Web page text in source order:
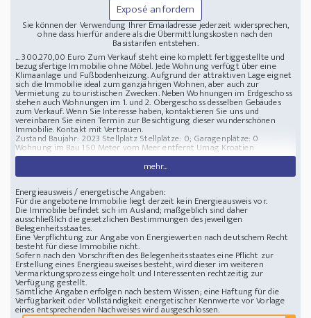
Exposé anfordern
Sie können der Verwendung Ihrer Emailadresse jederzeit widersprechen,
ohne dass hierfür andere als die Übermittlungskosten nach den
Basistarifen entstehen.
... 300.270,00 Euro Zum Verkauf steht eine komplett fertiggestellte und
bezugsfertige Immobilie ohne Möbel. Jede Wohnung verfügt über eine
Klimaanlage und Fußbodenheizung. Aufgrund der attraktiven Lage eignet
sich die Immobilie ideal zum ganzjährigen Wohnen, aber auch zur
Vermietung zu touristischen Zwecken. Neben Wohnungen im Erdgeschoss
stehen auch Wohnungen im 1. und 2. Obergeschoss desselben Gebäudes
zum Verkauf. Wenn Sie Interesse haben, kontaktieren Sie uns und
vereinbaren Sie einen Termin zur Besichtigung dieser wunderschönen
Immobilie. Kontakt mit Vertrauen.
Zustand Baujahr: 2023 Stellplatz Stellplätze: 0; Garagenplätze: 0
Wohnung im Bau 150 Meter vom Meer entfernt Umag Kroatien
mehr...
Energieausweis / energetische Angaben:
Für die angebotene Immobilie liegt derzeit kein Energieausweis vor.
Die Immobilie befindet sich im Ausland; maßgeblich sind daher
ausschließlich die gesetzlichen Bestimmungen des jeweiligen
Belegenheitsstaates.
Eine Verpflichtung zur Angabe von Energiewerten nach deutschem Recht
besteht für diese Immobilie nicht.
Sofern nach den Vorschriften des Belegenheitsstaates eine Pflicht zur
Erstellung eines Energieausweises besteht, wird dieser im weiteren
Vermarktungsprozess eingeholt und Interessenten rechtzeitig zur
Verfügung gestellt.
Sämtliche Angaben erfolgen nach bestem Wissen; eine Haftung für die
Verfügbarkeit oder Vollständigkeit energetischer Kennwerte vor Vorlage
eines entsprechenden Nachweises wird ausgeschlossen.